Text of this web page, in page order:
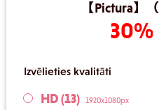
【Pictura】
30%
Izvēlieties kvalitāti
HD (13) 1920x1080px